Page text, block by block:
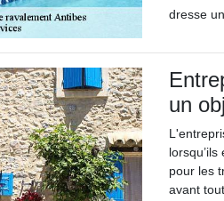
dresse
un
pour les
avant